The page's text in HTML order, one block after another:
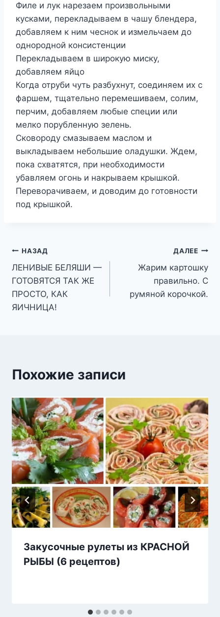
Филе и лук нарезаем произвольными
кусками, перекладываем в чашу блендера,
добавляем к ним чеснок и измельчаем до
однородной консистенции
Перекладываем в широкую миску,
добавляем яйцо
Когда отруби чуть разбухнут, соединяем их с
фаршем, тщательно перемешиваем, солим,
перчим, добавляем любые специи или
мелко порубленную зелень.
Сковороду смазываем маслом и
выкладываем небольшие оладушки. Ждем,
пока схватятся, при необходимости
убавляем огонь и накрываем крышкой.
Переворачиваем, и доводим до готовности
под крышкой.
Навигация
по
записям
НАЗАД
ЛЕНИВЫЕ БЕЛЯШИ —
ГОТОВЯТСЯ ТАК ЖЕ
ПРОСТО, КАК
ЯИЧНИЦА!
ДАЛЕЕ
Жарим картошку
правильно. С
румяной корочкой.
Похожие записи
Закусочные рулеты из КРАСНОЙ
РЫБЫ (6 рецептов)